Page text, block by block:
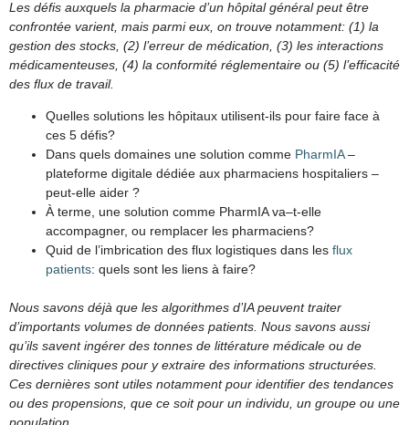
Les défis auxquels la pharmacie d’un hôpital général peut être
confrontée varient, mais parmi eux, on trouve notamment: (1) la
gestion des stocks, (2) l’erreur de médication, (3) les interactions
médicamenteuses, (4) la conformité réglementaire ou (5) l’efficacité
des flux de travail.
Quelles solutions les hôpitaux utilisent-ils pour faire face à
ces 5 défis?
Dans quels domaines une solution comme PharmIA–
plateforme digitale dédiée aux pharmaciens hospitaliers –
peut-elle aider ?
À terme, une solution comme PharmIA va–t-elle
accompagner, ou remplacer les pharmaciens?
Quid de l’imbrication des flux logistiques dans les flux
patients: quels sont les liens à faire?
Nous savons déjà que les algorithmes d’IA peuvent traiter
d’importants volumes de données patients. Nous savons aussi
qu’ils savent ingérer des tonnes de littérature médicale ou de
directives cliniques pour y extraire des informations structurées.
Ces dernières sont utiles notamment pour identifier des tendances
ou des propensions, que ce soit pour un individu, un groupe ou une